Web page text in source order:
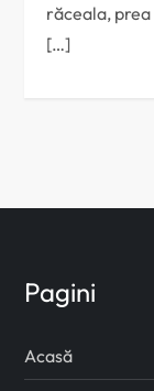
răceala,
[…]
Pagini
Acasă